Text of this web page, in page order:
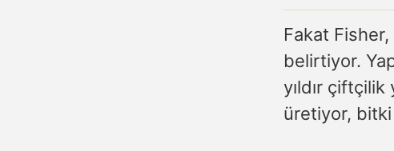
Fakat Fisher,
belirtiyor.
yıldır
üretiyor,